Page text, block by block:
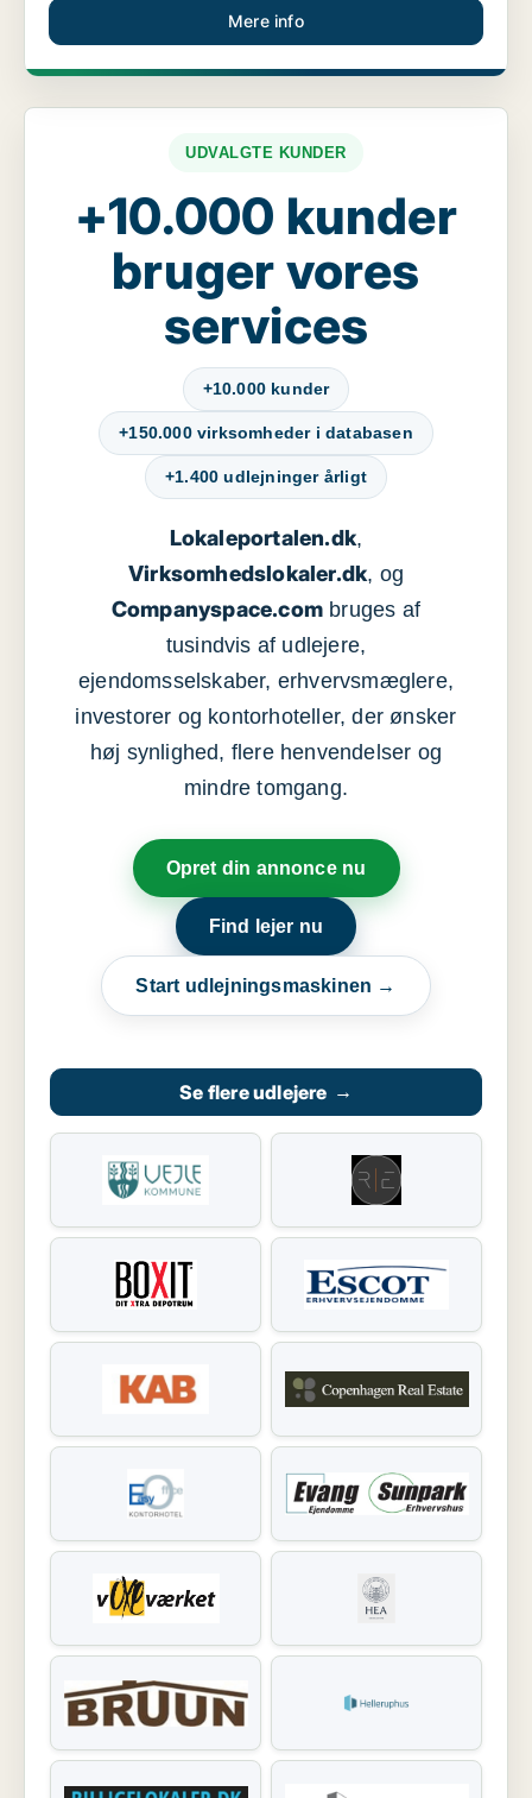
Mere info
UDVALGTE KUNDER
+10.000 kunder
bruger vores
services
+10.000 kunder
+150.000 virksomheder i databasen
+1.400 udlejninger årligt
Lokaleportalen.dk,
Virksomhedslokaler.dk, og
Companyspace.com bruges af
tusindvis af udlejere,
ejendomsselskaber, erhvervsmæglere,
investorer og kontorhoteller, der ønsker
høj synlighed, flere henvendelser og
mindre tomgang.
Opret din annonce nu
Find lejer nu
Start udlejningsmaskinen →
Se flere udlejere →